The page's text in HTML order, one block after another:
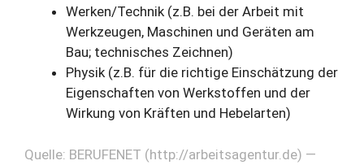
Werken/Technik (z.B. bei der Arbeit mit
Werkzeugen, Maschinen und Geräten am
Bau; technisches Zeichnen)
Physik (z.B. für die richtige Einschätzung der
Eigenschaften von Werkstoffen und der
Wirkung von Kräften und Hebelarten)
Quelle: BERUFENET (http://arbeitsagentur.de) —